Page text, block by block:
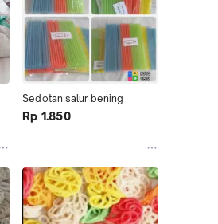
Sedotan salur bening
Rp 1.850